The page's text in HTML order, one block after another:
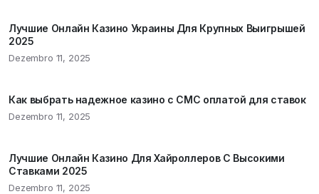
Лучшие Онлайн Казино Украины Для Крупных Выигрышей
2025
Dezembro 11, 2025
Как выбрать надежное казино с СМС оплатой для ставок
Dezembro 11, 2025
Лучшие Онлайн Казино Для Хайроллеров С Высокими
Ставками 2025
Dezembro 11, 2025